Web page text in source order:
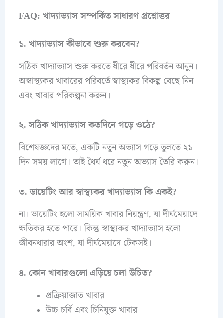
FAQ: খাদ্যাভ্যাস সম্পর্কিত সাধারণ প্রশ্নোত্তর
১. খাদ্যাভ্যাস কীভাবে শুরু করবেন?
সঠিক খাদ্যাভ্যাস শুরু করতে ধীরে ধীরে পরিবর্তন আনুন।
অস্বাস্থ্যকর খাবারের পরিবর্তে স্বাস্থ্যকর বিকল্প বেছে নিন
এবং খাবার পরিকল্পনা করুন।
২. সঠিক খাদ্যাভ্যাস কতদিনে গড়ে ওঠে?
বিশেষজ্ঞদের মতে, একটি নতুন অভ্যাস গড়ে তুলতে ২১
দিন সময় লাগে। তাই ধৈর্য ধরে নতুন অভ্যাস তৈরি করুন।
৩. ডায়েটিং আর স্বাস্থ্যকর খাদ্যাভ্যাস কি একই?
না। ডায়েটিং হলো সাময়িক খাবার নিয়ন্ত্রণ, যা দীর্ঘমেয়াদে
ক্ষতিকর হতে পারে। কিন্তু স্বাস্থ্যকর খাদ্যাভ্যাস হলো
জীবনধারার অংশ, যা দীর্ঘমেয়াদে টেকসই।
৪. কোন খাবারগুলো এড়িয়ে চলা উচিত?
প্রক্রিয়াজাত খাবার
উচ্চ চর্বি এবং চিনিযুক্ত খাবার